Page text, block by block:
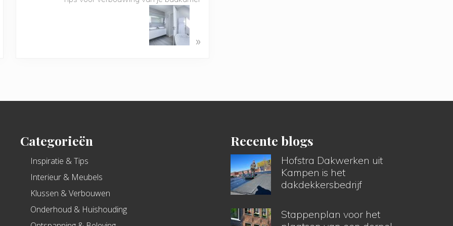
»
Categorieën
Inspiratie & Tips
Interieur & Meubels
Klussen & Verbouwen
Onderhoud & Huishouding
Recente blogs
Hofstra Dakwerken uit
Kampen is het
dakdekkersbedrijf
Stappenplan voor het